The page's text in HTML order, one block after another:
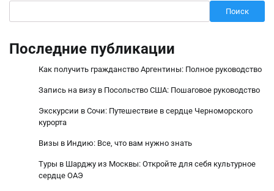
Поиск
Последние публикации
Как получить гражданство Аргентины: Полное руководство
Запись на визу в Посольство США: Пошаговое руководство
Экскурсии в Сочи: Путешествие в сердце Черноморского
курорта
Визы в Индию: Все, что вам нужно знать
Туры в Шарджу из Москвы: Откройте для себя культурное
сердце ОАЭ